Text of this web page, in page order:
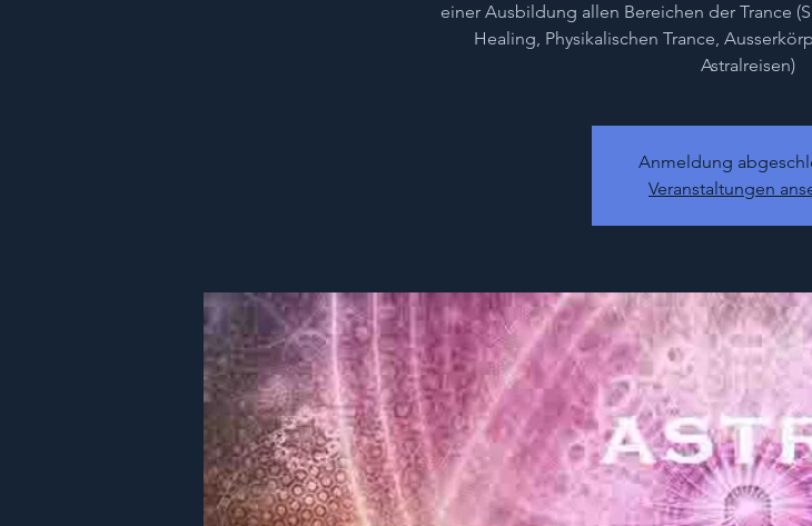
einer Ausbildung allen Bereichen der Trance
Healing, Physikalischen Trance,
Astralreisen)
Anmeldung
Veranstaltungen